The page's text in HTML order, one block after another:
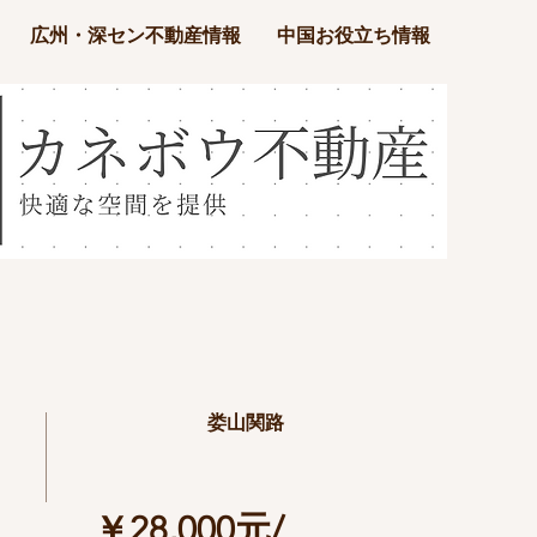
広州・深セン不動産情報 中国お役立ち情報
娄山関路